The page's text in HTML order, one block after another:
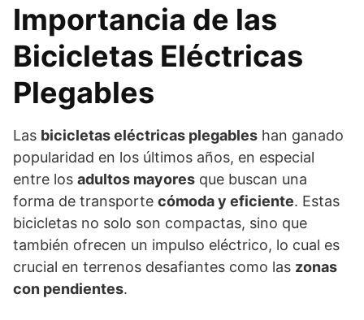
Importancia de las
Bicicletas Eléctricas
Plegables
Las bicicletas eléctricas plegables han ganado
popularidad en los últimos años, en especial
entre los adultos mayores que buscan una
forma de transporte cómoda y eficiente. Estas
bicicletas no solo son compactas, sino que
también ofrecen un impulso eléctrico, lo cual es
crucial en terrenos desafiantes como las zonas
con pendientes.